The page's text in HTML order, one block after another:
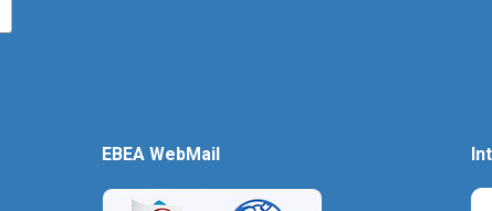
EBEA WebMail